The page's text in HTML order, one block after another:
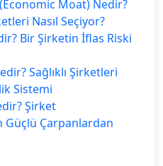
Moat) Nedir?
Nasıl Seçiyor?
Bir Şirketin İflas Riski
Sağlıklı Şirketleri
Sistemi
Şirket
Güçlü Çarpanlardan